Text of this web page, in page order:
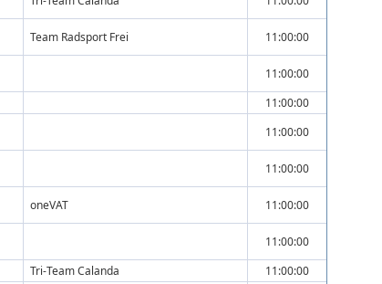
Team Radsport Frei 11:00:00
11:00:00
11:00:00
11:00:00
11:00:00
oneVAT 11:00:00
11:00:00
Tri-Team Calanda
11:00:00